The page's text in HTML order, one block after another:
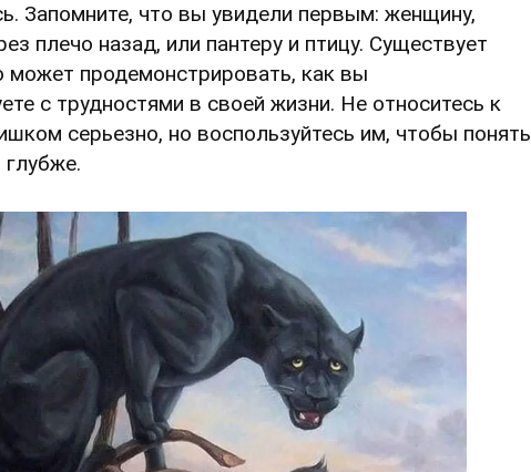
Запомните, что вы увидели первым: женщину,
плечо назад, или пантеру и птицу. Существует
может продемонстрировать, как вы
с трудностями в своей жизни. Не относитесь к
серьезно, но воспользуйтесь им, чтобы понять